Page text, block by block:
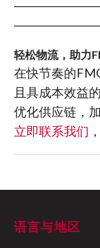
轻松物流，助力
在快节奏的
且具成本效益
优化供应链，
立即联系我们
语言与地区